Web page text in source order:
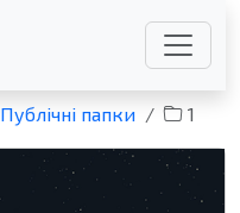
Публічні папки 1